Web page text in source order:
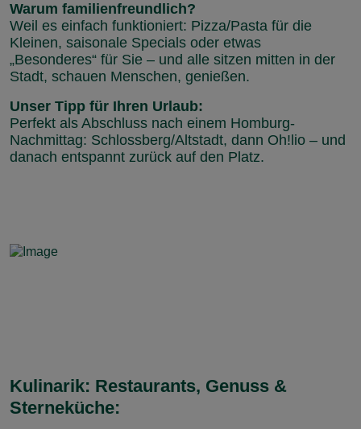
Warum familienfreundlich?
Weil es einfach funktioniert: Pizza/Pasta für die
Kleinen, saisonale Specials oder etwas
„Besonderes“ für Sie – und alle sitzen mitten in der
Stadt, schauen Menschen, genießen.
Unser Tipp für Ihren Urlaub:
Perfekt als Abschluss nach einem Homburg-
Nachmittag: Schlossberg/Altstadt, dann Oh!lio – und
danach entspannt zurück auf den Platz.
Kulinarik: Restaurants, Genuss &
Sterneküche: